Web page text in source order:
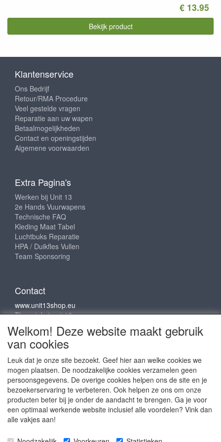
€ 13.95
Bekijk product
Klantenservice
Ons Bedrijf
Retour/RMA Procedure
Veel gestelde vragen
Reparatie aan uw wapen
Betaalmogelijkheden
Contact en openingstijden
Algemene voorwaarden
Extra Pagina's
Werken bij Unit 13
2e Hands Vuurwapens
Technische FAQ
Kleding Maat Tabel
Luchtbuks Reparatie
HPA / Duikfles Vullen
Team Sponsoring
Contact
www.unit13shop.eu
Thermiekstraat 12
6361 HB Nuth
info@unit13shop.eu
Sociale media
Welkom! Deze website maakt gebruik
van cookies
Leuk dat je onze site bezoekt. Geef hier aan welke cookies we
mogen plaatsen. De noodzakelijke cookies verzamelen geen
persoonsgegevens. De overige cookies helpen ons de site en je
bezoekerservaring te verbeteren. Ook helpen ze ons om onze
producten beter bij je onder de aandacht te brengen. Ga je voor
een optimaal werkende website inclusief alle voordelen? Vink dan
alle vakjes aan!